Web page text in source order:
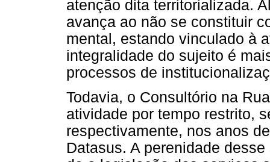
atenção dita territorializada.
avança ao não se constituir
mental, estando vinculado à
integralidade do sujeito é
processos de
Todavia, o Consultório na
atividade por tempo restrito,
respectivamente, nos anos
Datasus. A perenidade